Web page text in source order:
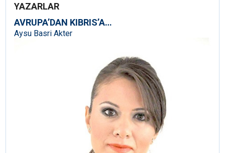
YAZARLAR
AVRUPA’DAN KIBRIS’A…
Aysu Basri Akter